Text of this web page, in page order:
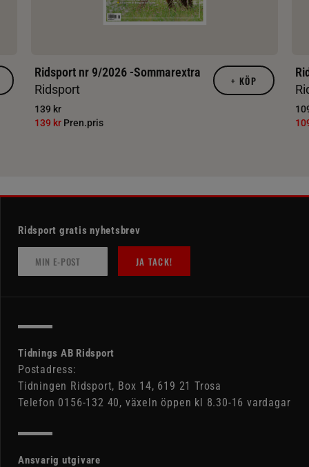
Ridsport nr 9/2026 -Sommarextra
Ridsport
139 kr
139 kr Pren.pris
+ KÖP
Ridsport gratis nyhetsbrev
JA TACK!
Tidnings AB Ridsport
Postadress:
Tidningen Ridsport, Box 14, 619 21 Trosa
Telefon 0156-132 40, växeln öppen kl 8.30-16 vardagar
Ansvarig utgivare